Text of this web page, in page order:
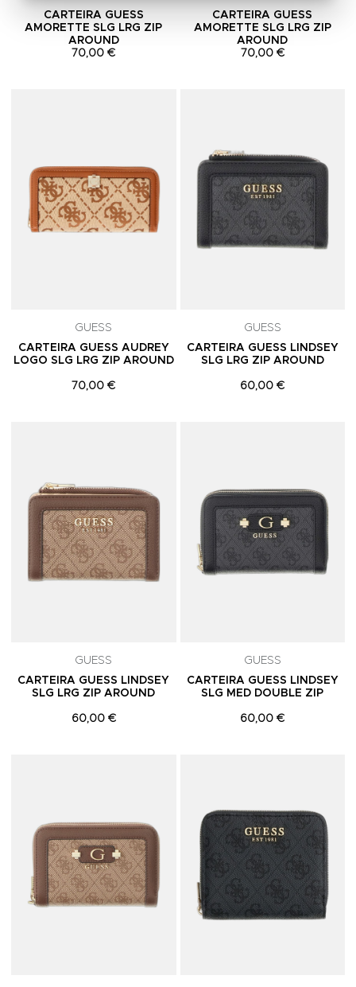
CARTEIRA GUESS
AMORETTE SLG LRG ZIP
AROUND
70,00 €
CARTEIRA GUESS
AMORETTE SLG LRG ZIP
AROUND
70,00 €
GUESS
CARTEIRA GUESS AUDREY
LOGO SLG LRG ZIP AROUND
70,00 €
GUESS
CARTEIRA GUESS LINDSEY
SLG LRG ZIP AROUND
60,00 €
GUESS
CARTEIRA GUESS LINDSEY
SLG LRG ZIP AROUND
60,00 €
GUESS
CARTEIRA GUESS LINDSEY
SLG MED DOUBLE ZIP
60,00 €